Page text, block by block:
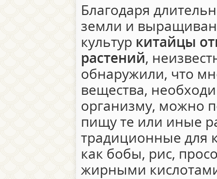
Благодаря
земли и
культур китайцы
растений,
обнаружили, что
вещества,
организму, можно
пищу те или иные
традиционные для
как бобы, рис,
жирными